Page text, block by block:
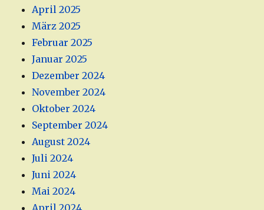
April 2025
März 2025
Februar 2025
Januar 2025
Dezember 2024
November 2024
Oktober 2024
September 2024
August 2024
Juli 2024
Juni 2024
Mai 2024